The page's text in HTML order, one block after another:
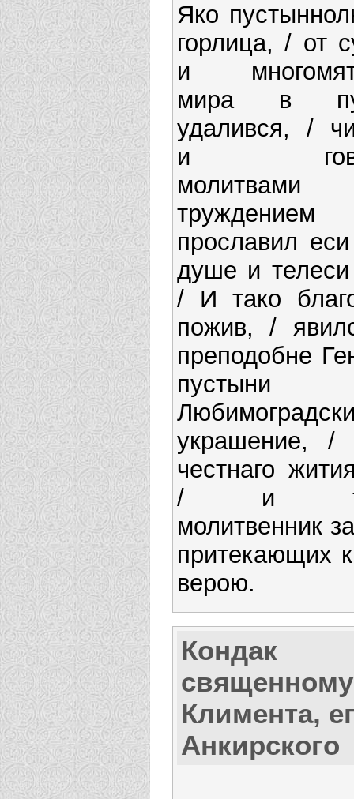
Яко
горлица, / от
и
мира в
удалився, /
и
прославил
душе и
/ И тако
пожив, /
преподобне
пустыни
украшение, /
честнаго
/ и
молитвенник
притекающих
верою.
Кондак
Климента,
Анкирского